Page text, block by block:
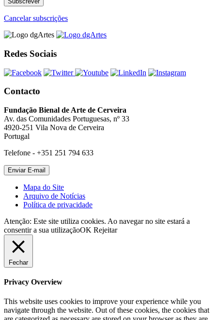
Cancelar subscrições
Redes Sociais
Contacto
Fundação Bienal de Arte de Cerveira
Av. das Comunidades Portuguesas, nº 33
4920-251 Vila Nova de Cerveira
Portugal
Telefone - +351 251 794 633
Mapa do Site
Arquivo de Notícias
Política de privacidade
Atenção: Este site utiliza cookies. Ao navegar no site estará a
consentir a sua utilizaçãoOK Rejeitar
Fechar
Privacy Overview
This website uses cookies to improve your experience while you
navigate through the website. Out of these cookies, the cookies that